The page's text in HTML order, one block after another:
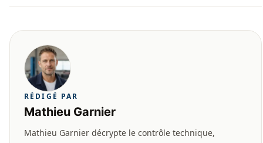
RÉDIGÉ PAR
Mathieu Garnier
Mathieu Garnier décrypte le contrôle technique,